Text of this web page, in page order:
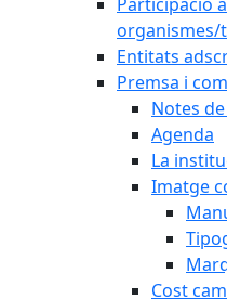
organismes/
Entitats
Premsa i
Notes
Agenda
La
Imatge
Cost